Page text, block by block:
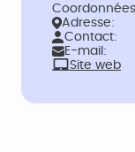
Adresse:
Contact:
E-mail:
Site web